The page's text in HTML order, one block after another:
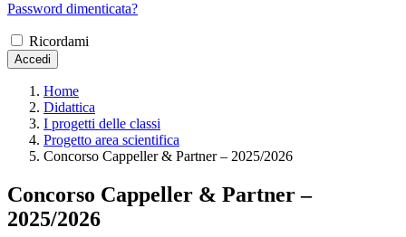
Password dimenticata?
Ricordami
Accedi
Home
Didattica
I progetti delle classi
Progetto area scientifica
Concorso Cappeller & Partner – 2025/2026
Concorso Cappeller & Partner –
2025/2026